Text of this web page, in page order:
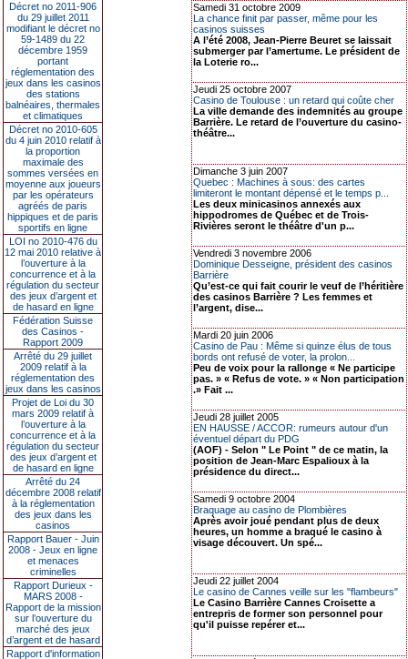
Décret no 2011-906
du 29 juillet 2011
modifiant le décret no
59-1489 du 22
décembre 1959
portant
réglementation des
jeux dans les casinos
des stations
balnéaires, thermales
et climatiques
Décret no 2010-605
du 4 juin 2010 relatif à
la proportion
maximale des
sommes versées en
moyenne aux joueurs
par les opérateurs
agréés de paris
hippiques et de paris
sportifs en ligne
LOI no 2010-476 du
12 mai 2010 relative à
l’ouverture à la
concurrence et à la
régulation du secteur
des jeux d’argent et
de hasard en ligne
Fédération Suisse
des Casinos -
Rapport 2009
Arrêté du 29 juillet
2009 relatif à la
réglementation des
jeux dans les casinos
Projet de Loi du 30
mars 2009 relatif à
l’ouverture à la
concurrence et à la
régulation du secteur
des jeux d’argent et
de hasard en ligne
Arrêté du 24
décembre 2008 relatif
à la réglementation
des jeux dans les
casinos
Rapport Bauer - Juin
2008 - Jeux en ligne
et menaces
criminelles
Rapport Durieux -
MARS 2008 -
Rapport de la mission
sur l’ouverture du
marché des jeux
d’argent et de hasard
Rapport d'information
Samedi 31 octobre 2009
La chance finit par passer, même pour les
casinos suisses
A l’été 2008, Jean-Pierre Beuret se laissait
submerger par l’amertume. Le président de
la Loterie ro...
Jeudi 25 octobre 2007
Casino de Toulouse : un retard qui coûte cher
La ville demande des indemnités au groupe
Barrière. Le retard de l’ouverture du casino-
théâtre...
Dimanche 3 juin 2007
Quebec : Machines à sous: des cartes
limiteront le montant dépensé et le temps p...
Les deux minicasinos annexés aux
hippodromes de Québec et de Trois-
Rivières seront le théâtre d'un p...
Vendredi 3 novembre 2006
Dominique Desseigne, président des casinos
Barrière
Qu’est-ce qui fait courir le veuf de l’héritière
des casinos Barrière ? Les femmes et
l’argent, dise...
Mardi 20 juin 2006
Casino de Pau : Même si quinze élus de tous
bords ont refusé de voter, la prolon...
Peu de voix pour la rallonge « Ne participe
pas. » « Refus de vote. » « Non participation
.» Fait ...
Jeudi 28 juillet 2005
EN HAUSSE / ACCOR: rumeurs autour d'un
éventuel départ du PDG
(AOF) - Selon " Le Point " de ce matin, la
position de Jean-Marc Espalioux à la
présidence du direct...
Samedi 9 octobre 2004
Braquage au casino de Plombières
Après avoir joué pendant plus de deux
heures, un homme a braqué le casino à
visage découvert. Un spé...
Jeudi 22 juillet 2004
Le casino de Cannes veille sur les "flambeurs"
Le Casino Barrière Cannes Croisette a
entrepris de former son personnel pour
qu'il puisse repérer et...